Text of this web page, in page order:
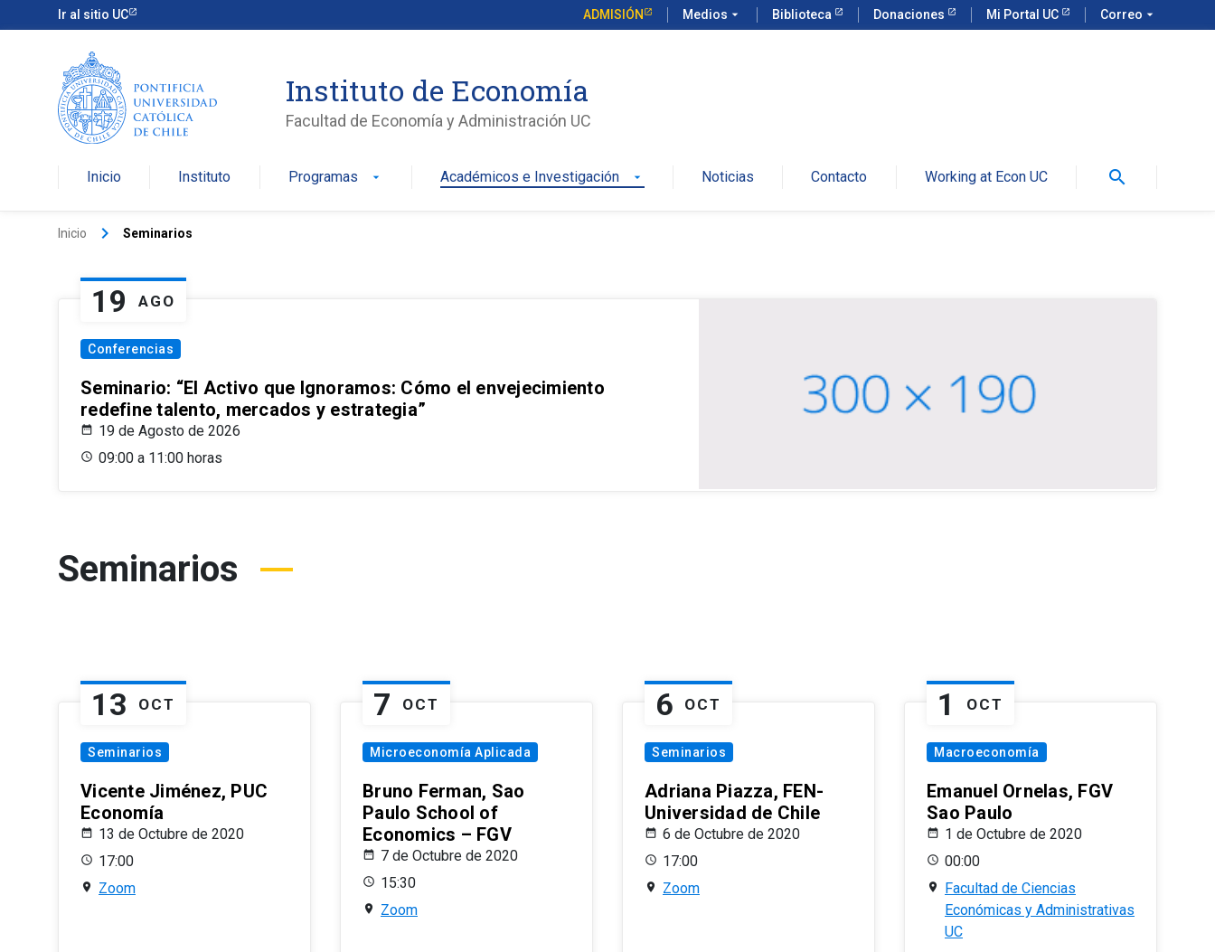
Ir al sitio UC ADMISIÓN Medios arrow_drop_down Biblioteca Donaciones Mi Portal UC Correo arrow_drop_down
Instituto de Economía
Facultad de Economía y Administración UC
Inicio Instituto Programas arrow_drop_down Académicos e Investigación arrow_drop_down Noticias Contacto Working at Econ UC search
Inicio keyboard_arrow_right Seminarios
19 AGO
Conferencias
Seminario: “El Activo que Ignoramos: Cómo el envejecimiento
redefine talento, mercados y estrategia”
19 de Agosto de 2026
09:00 a 11:00 horas
Seminarios
13 OCT
Seminarios
Vicente Jiménez, PUC
Economía
13 de Octubre de 2020
17:00
Zoom
7 OCT
Microeconomía Aplicada
Bruno Ferman, Sao
Paulo School of
Economics – FGV
7 de Octubre de 2020
15:30
Zoom
6 OCT
Seminarios
Adriana Piazza, FEN-
Universidad de Chile
6 de Octubre de 2020
17:00
Zoom
1 OCT
Macroeconomía
Emanuel Ornelas, FGV
Sao Paulo
1 de Octubre de 2020
00:00
Facultad de Ciencias
Económicas y Administrativas
UC